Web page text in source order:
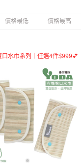
價格最低 價格最高
口水巾系列｜任選4件$999💕